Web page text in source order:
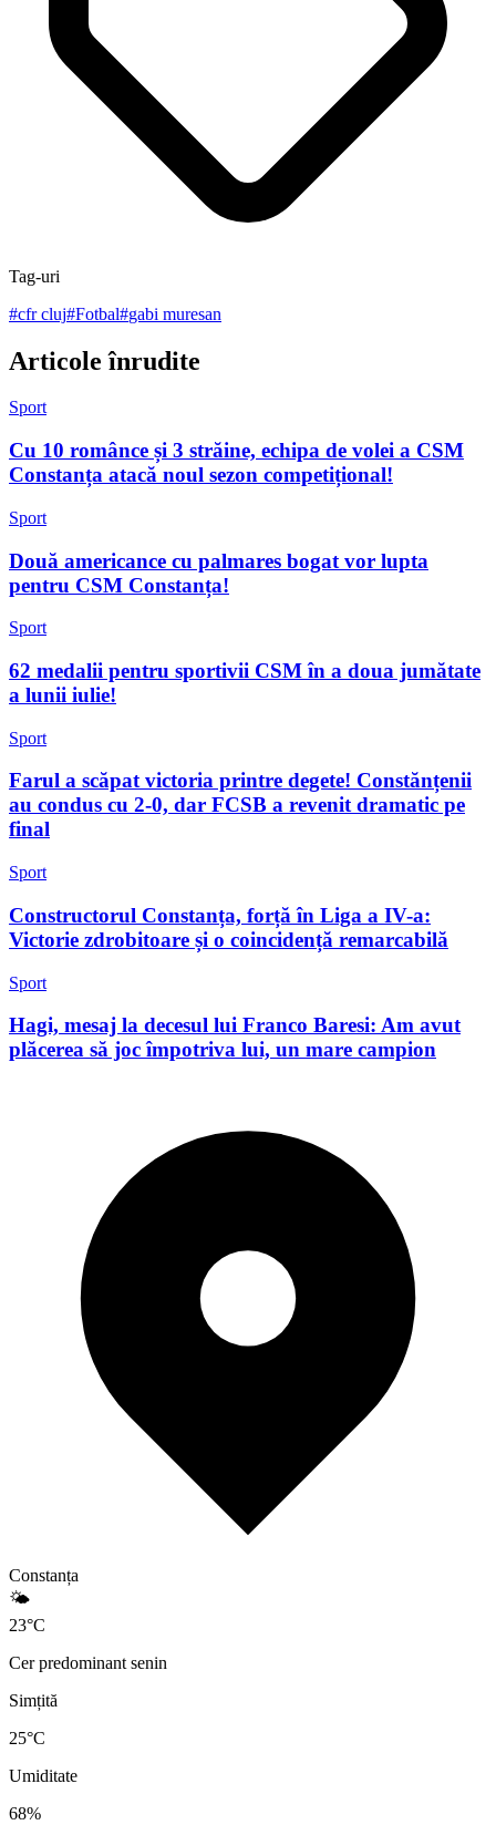
Tag-uri
#cfr cluj#Fotbal#gabi muresan
Articole înrudite
Sport
Cu 10 românce și 3 străine, echipa de volei a CSM
Constanța atacă noul sezon competițional!
Sport
Două americance cu palmares bogat vor lupta
pentru CSM Constanța!
Sport
62 medalii pentru sportivii CSM în a doua jumătate
a lunii iulie!
Sport
Farul a scăpat victoria printre degete! Constănțenii
au condus cu 2-0, dar FCSB a revenit dramatic pe
final
Sport
Constructorul Constanța, forță în Liga a IV-a:
Victorie zdrobitoare și o coincidență remarcabilă
Sport
Hagi, mesaj la decesul lui Franco Baresi: Am avut
plăcerea să joc împotriva lui, un mare campion
Constanța
🌤️
23°C
Cer predominant senin
Simțită
25°C
Umiditate
68%